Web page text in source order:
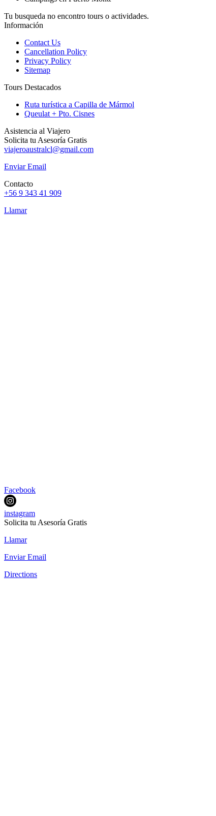
Tu busqueda no encontro tours o actividades.
Información
Contact Us
Cancellation Policy
Privacy Policy
Sitemap
Tours Destacados
Ruta turística a Capilla de Mármol
Queulat + Pto. Cisnes
Asistencia al Viajero
Solicita tu Asesoría Gratis
viajeroaustralcl@gmail.com
Enviar Email
Contacto
+56 9 343 41 909
Llamar
Facebook
instagram
Solicita tu Asesoría Gratis
Llamar
Enviar Email
Directions